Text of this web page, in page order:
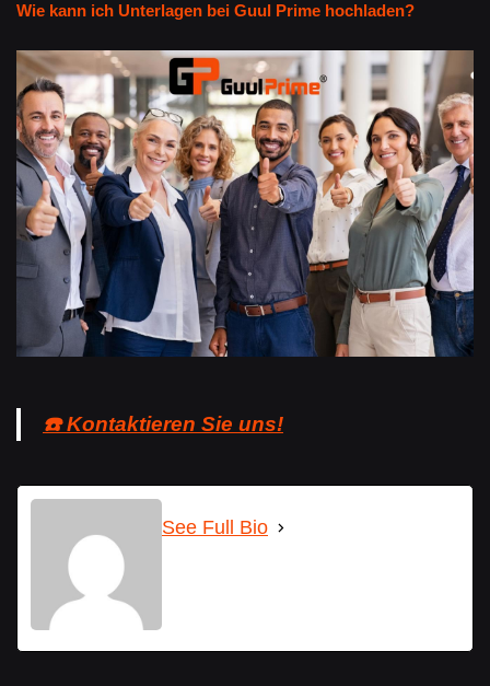
Wie kann ich Unterlagen bei Guul Prime hochladen?
☎️ Kontaktieren Sie uns!
See Full Bio